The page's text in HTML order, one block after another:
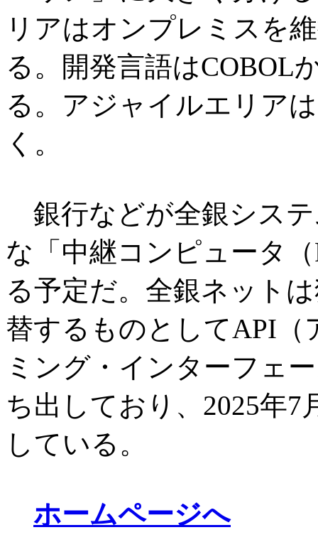
リアはオンプレミスを
る。開発言語はCOBOL
る。アジャイルエリア
く。
銀行などが全銀シス
な「中継コンピュータ
る予定だ。全銀ネット
替するものとしてAPI
ミング・インターフェ
ち出しており、2025年
している。
ホームページへ